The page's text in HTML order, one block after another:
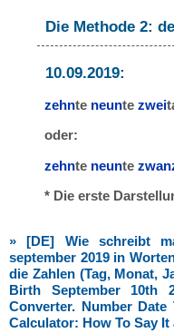
Die Methode 2:
10.09.2019:
zehnte neunte zwei
oder:
zehnte neunte
* Die erste
» [DE] Wie schreibt
september 2019 in
die Zahlen (Tag, Monat,
Birth September 10th
Converter. Number
Calculator: How To Say It